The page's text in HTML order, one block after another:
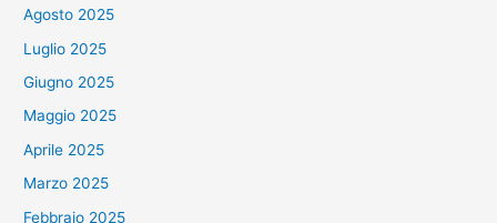
Agosto 2025
Luglio 2025
Giugno 2025
Maggio 2025
Aprile 2025
Marzo 2025
Febbraio 2025